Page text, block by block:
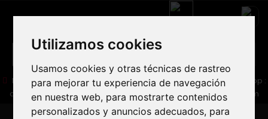
Utilizamos cookies
Usamos cookies y otras técnicas de rastreo
para mejorar tu experiencia de navegación
en nuestra web, para mostrarte contenidos
personalizados y anuncios adecuados, para
Boutique : 05 16 83 64 41/ Web :06 30 32 02 25
Web-Shop :
contact86@freecycle.fr / Atelier-SAV :freecyclesav@gmail.com